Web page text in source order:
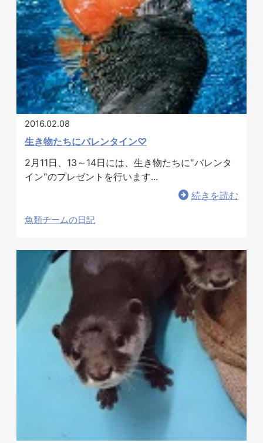
2016.02.08
生き物たちにバレンタイン♡
2月11日、13～14日には、生き物たちに"バレンタ
イン"のプレゼントを行います...
続きを読む
魚類チームの日記